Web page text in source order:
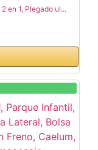
en 1, Plegado ul...